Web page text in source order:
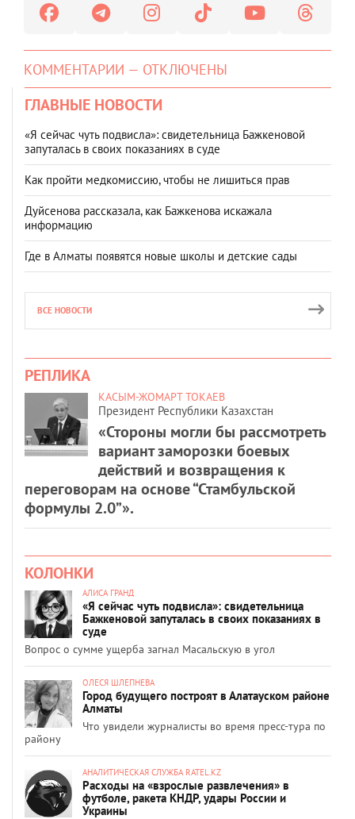
КОММЕНТАРИИ — ОТКЛЮЧЕНЫ
ГЛАВНЫЕ НОВОСТИ
«Я сейчас чуть подвисла»: свидетельница Бажкеновой
запуталась в своих показаниях в суде
Как пройти медкомиссию, чтобы не лишиться прав
Дуйсенова рассказала, как Бажкенова искажала
информацию
Где в Алматы появятся новые школы и детские сады
ВСЕ НОВОСТИ
РЕПЛИКА
КАСЫМ-ЖОМАРТ ТОКАЕВ
Президент Республики Казахстан
«Стороны могли бы рассмотреть
вариант заморозки боевых
действий и возвращения к
переговорам на основе “Стамбульской
формулы 2.0”».
КОЛОНКИ
АЛИСА ГРАНД
«Я сейчас чуть подвисла»: свидетельница
Бажкеновой запуталась в своих показаниях в
суде
Вопрос о сумме ущерба загнал Масальскую в угол
ОЛЕСЯ ШЛЕПНЕВА
Город будущего построят в Алатауском районе
Алматы
Что увидели журналисты во время пресс-тура по
району
АНАЛИТИЧЕСКАЯ СЛУЖБА RATEL.KZ
Расходы на «взрослые развлечения» в
футболе, ракета КНДР, удары России и
Украины